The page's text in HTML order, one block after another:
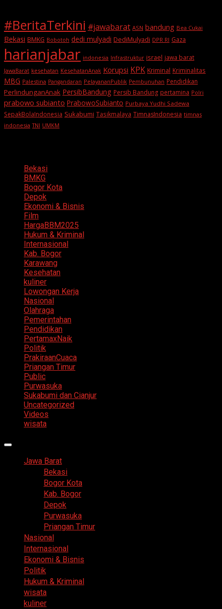
#BeritaTerkini #jawabarat ASN bandung Bea Cukai
Bekasi BMKG Bobotoh dedi mulyadi DediMulyadi DPR RI Gaza
harianjabar indonesia Infrastruktur israel jawa barat
JawaBarat kesehatan KesehatanAnak Korupsi KPK Kriminal Kriminalitas
MBG Palestina Pangandaran PelayananPublik Pembunuhan Pendidikan
PerlindunganAnak PersibBandung Persib Bandung pertamina Polri
prabowo subianto PrabowoSubianto Purbaya Yudhi Sadewa
SepakBolaIndonesia Sukabumi Tasikmalaya TimnasIndonesia timnas
indonesia TNI UMKM
Bekasi
BMKG
Bogor Kota
Depok
Ekonomi & Bisnis
Film
HargaBBM2025
Hukum & Kriminal
Internasional
Kab. Bogor
Karawang
Kesehatan
kuliner
Lowongan Kerja
Nasional
Olahraga
Pemerintahan
Pendidikan
PertamaxNaik
Politik
PrakiraanCuaca
Priangan Timur
Public
Purwasuka
Sukabumi dan Cianjur
Uncategorized
Videos
wisata
Primary
Jawa Barat
Bekasi
Bogor Kota
Kab. Bogor
Depok
Purwasuka
Priangan Timur
Nasional
Internasional
Ekonomi & Bisnis
Politik
Hukum & Kriminal
wisata
kuliner